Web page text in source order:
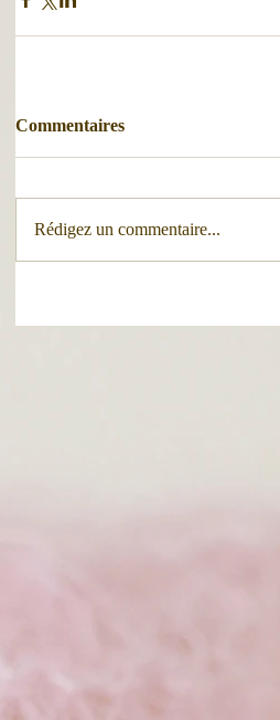
Commentaires
Rédigez un commentaire...